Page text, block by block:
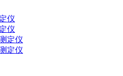
仪
仪
定仪
定仪